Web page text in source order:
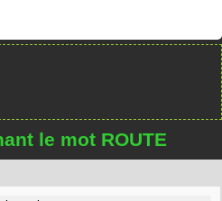
le mot ROUTE